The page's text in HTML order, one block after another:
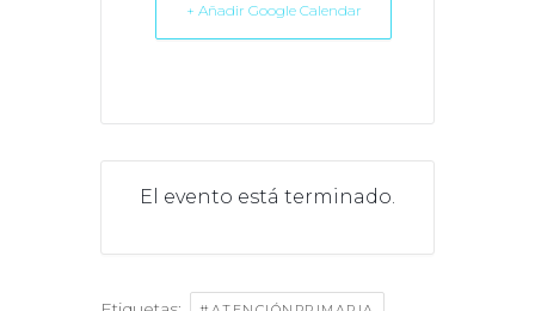
+ Añadir Google Calendar
El evento está terminado.